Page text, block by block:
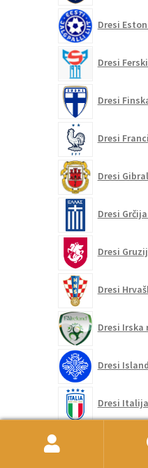
Dresi
Dresi
Dresi
Dresi
Dresi
Dresi
Dresi
Dresi
Dresi Irska
Dresi
Dresi
Dresi